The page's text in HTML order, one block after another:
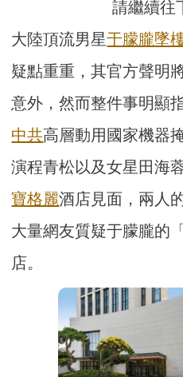
請繼續
大陸頂流男星于朦朧墜
疑點重重，其官方聲明
意外，然而整件事明顯
中共高層動用國家機器
演程青松以及女星田海
寶格麗酒店見面，兩人
大量網友質疑于朦朧的
店。